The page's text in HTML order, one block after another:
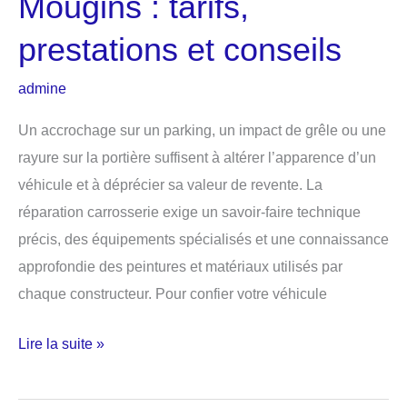
prestations et conseils
admine
Un accrochage sur un parking, un impact de grêle ou une
rayure sur la portière suffisent à altérer l’apparence d’un
véhicule et à déprécier sa valeur de revente. La
réparation carrosserie exige un savoir-faire technique
précis, des équipements spécialisés et une connaissance
approfondie des peintures et matériaux utilisés par
chaque constructeur. Pour confier votre véhicule
Réparation
à
Lire la suite »